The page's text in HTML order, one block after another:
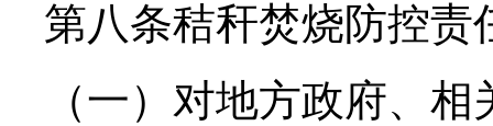
第八条秸秆焚烧防控责
（一）对地方政府、